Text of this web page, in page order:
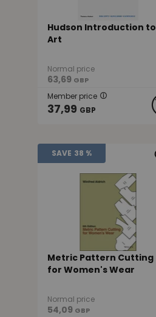
Hudson Introduction to
Art
Normal price
63,69 GBP
Member price
37,99 GBP
SAVE 38 %
Metric Pattern Cutting
for Women's Wear
Normal price
54,09 GBP